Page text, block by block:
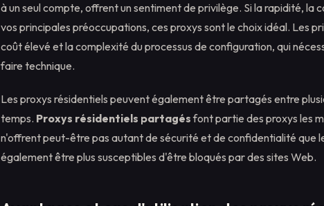
à un seul compte, offrent un sentiment de privilège. Si la rapidité, la
vos principales préoccupations, ces proxys sont le choix idéal. Les
coût élevé et la complexité du processus de configuration, qui
faire technique.
Les proxys résidentiels peuvent également être partagés entre
temps. Proxys résidentiels partagésfont partie des proxys les
n'offrent peut-être pas autant de sécurité et de confidentialité que
également être plus susceptibles d'être bloqués par des sites Web.